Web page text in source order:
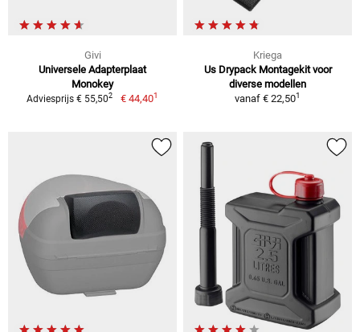
Givi
Universele Adapterplaat
Monokey
Adviesprijs € 55,502 € 44,401
Kriega
Us Drypack Montagekit voor
diverse modellen
vanaf € 22,501